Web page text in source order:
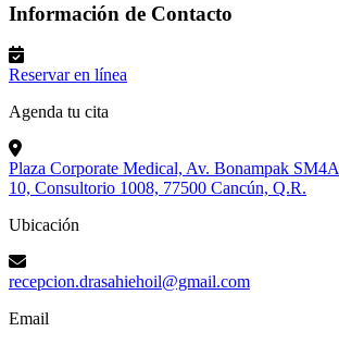
Información de Contacto
Reservar en línea
Agenda tu cita
Plaza Corporate Medical, Av. Bonampak
10, Consultorio 1008, 77500 Cancún, Q.R.
Ubicación
recepcion.drasahiehoil@gmail.com
Email